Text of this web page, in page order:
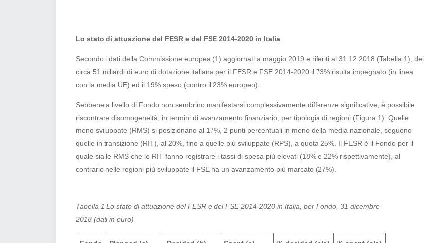
Lo stato di attuazione del FESR e del FSE 2014-2020 in Italia
Secondo i dati della Commissione europea (1) aggiornati a maggio 2019 e riferiti al 31.12.2018 (Tabella 1), dei
circa 51 miliardi di euro di dotazione italiana per il FESR e FSE 2014-2020 il 73% risulta impegnato (in linea
con la media UE) ed il 19% speso (contro il 23% europeo).
Sebbene a livello di Fondo non sembrino manifestarsi complessivamente differenze significative, è possibile
riscontrare disomogeneità, in termini di avanzamento finanziario, per tipologia di regioni (Figura 1). Quelle
meno sviluppate (RMS) si posizionano al 17%, 2 punti percentuali in meno della media nazionale, seguono
quelle in transizione (RIT), al 20%, fino a quelle più sviluppate (RPS), a quota 25%. Il FESR è il Fondo per il
quale sia le RMS che le RIT fanno registrare i tassi di spesa più elevati (18% e 22% rispettivamente), al
contrario nelle regioni più sviluppate il FSE ha un avanzamento più marcato (27%).
Tabella 1 Lo stato di attuazione del FESR e del FSE 2014-2020 in Italia, per Fondo, 31 dicembre
2018 (dati in euro)